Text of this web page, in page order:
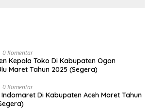
0 Komentar
Kepala Toko Di Kabupaten Ogan
Maret Tahun 2025 (Segera)
0 Komentar
Di Kabupaten Aceh Maret Tahun